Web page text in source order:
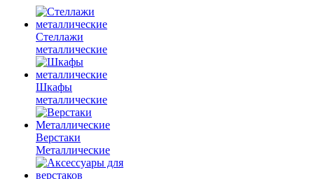
Стеллажи
металлические
Шкафы
металлические
Верстаки
Металлические